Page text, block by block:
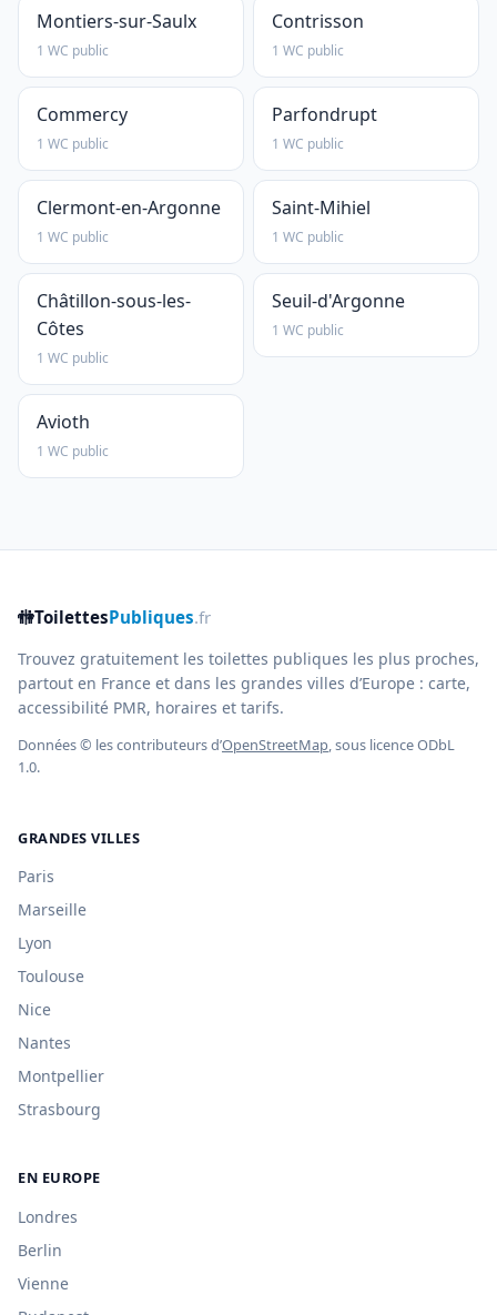
Montiers-sur-Saulx
1 WC public
Contrisson
1 WC public
Commercy
1 WC public
Parfondrupt
1 WC public
Clermont-en-Argonne
1 WC public
Saint-Mihiel
1 WC public
Châtillon-sous-les-
Côtes
1 WC public
Seuil-d'Argonne
1 WC public
Avioth
1 WC public
🚻ToilettesPubliques.fr
Trouvez gratuitement les toilettes publiques les plus proches,
partout en France et dans les grandes villes d’Europe : carte,
accessibilité PMR, horaires et tarifs.
Données © les contributeurs d’OpenStreetMap, sous licence ODbL
1.0.
GRANDES VILLES
Paris
Marseille
Lyon
Toulouse
Nice
Nantes
Montpellier
Strasbourg
EN EUROPE
Londres
Berlin
Vienne